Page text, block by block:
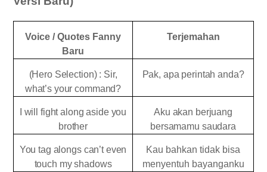
Voice / Quotes Fanny
Baru
Terjemahan
(Hero Selection) : Sir,
what’s your command?
Pak, apa perintah anda?
I will fight along aside you
brother
Aku akan berjuang
bersamamu saudara
You tag alongs can’t even
touch my shadows
Kau bahkan tidak bisa
menyentuh bayanganku